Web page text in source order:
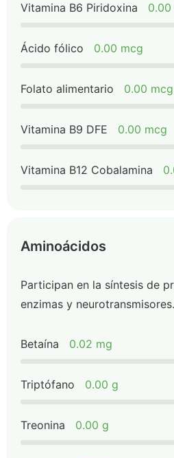
Vitamina B6 Piridoxina 0.00
Ácido fólico 0.00 mcg
Folato alimentario 0.00 mcg
Vitamina B9 DFE 0.00 mcg
Vitamina B12 Cobalamina
Aminoácidos
Participan en la síntesis de
enzimas y neurotransmisores.
Betaína 0.02 mg
Triptófano 0.00 g
Treonina 0.00 g